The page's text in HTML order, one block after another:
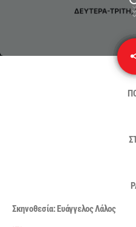
Σκηνοθεσία: Ευάγγελος Λάλος